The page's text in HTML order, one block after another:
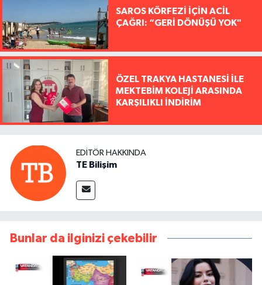
SAROS KÖRFEZİ İÇİN ACİL
ÇAĞRI: “GERİ DÖNÜŞÜ YOK"
ÖZEL TRAKYA HASTANESİ İLE
MEKTEBİM KOLEJİ ARASINDA
KARŞILIKLI İNDİRİM
EDITÖR HAKKINDA
TE Bilişim
Bunlar da ilginizi çekebilir